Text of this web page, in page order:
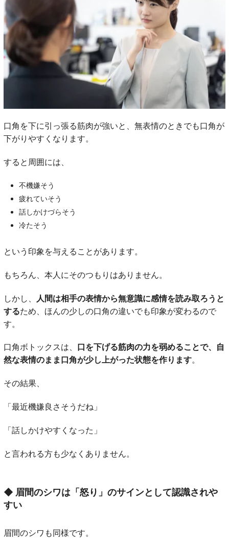
口角を下に引っ張る筋肉が強いと、無表情のときでも口角が
下がりやすくなります。
すると周囲には、
不機嫌そう
疲れていそう
話しかけづらそう
冷たそう
という印象を与えることがあります。
もちろん、本人にそのつもりはありません。
しかし、
人間は相手の表情から無意識に感情を読み取ろうと
するため、ほんの少しの口角の違いでも印象が変わるので
す。
口角ボトックスは、 口を下げる筋肉の力を弱めることで、自
然な表情のまま口角が少し上がった状態を作ります。
その結果、
「最近機嫌良さそうだね」
「話しかけやすくなった」
と言われる方も少なくありません。
◆ 眉間のシワは「怒り」のサインとして認識されや
すい
眉間のシワも同様です。